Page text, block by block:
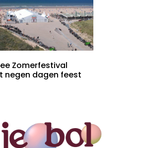
Zomerfestival
negen dagen feest